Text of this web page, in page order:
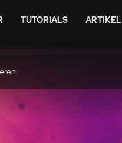
TUTORIALS ARTIKEL